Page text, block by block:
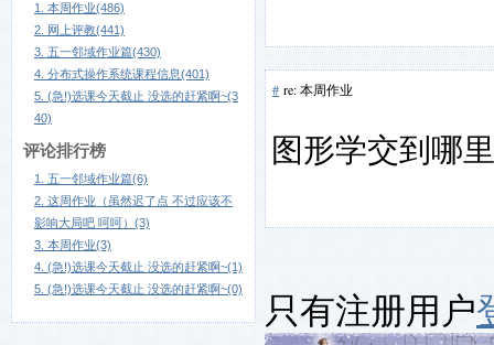
1. 本周作业(486)
2. 网上评教(441)
3. 五一邻域作业篇(430)
4. 分布式操作系统课程信息(401)
5. (急!)选课今天截止 没选的赶紧啊~(3
40)
评论排行榜
1. 五一邻域作业篇(6)
2. 这周作业（虽然迟了点 不过应该不
影响大局吧 呵呵）(3)
3. 本周作业(3)
4. (急!)选课今天截止 没选的赶紧啊~(1)
5. (急!)选课今天截止 没选的赶紧啊~(0)
# re: 本周作业
图形学交到哪
只有注册用户